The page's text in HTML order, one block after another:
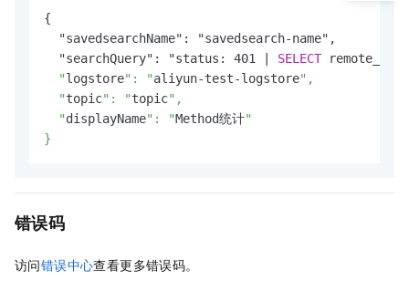
{
  "savedsearchName": "savedsearch-name",
  "searchQuery": "status: 401 |
SELECT
  "
logstore": "aliyun-test-logstore",
  "
topic": "topic",
  "
displayName": "Method统计"
}
错误码
访问错误中心查看更多错误码。